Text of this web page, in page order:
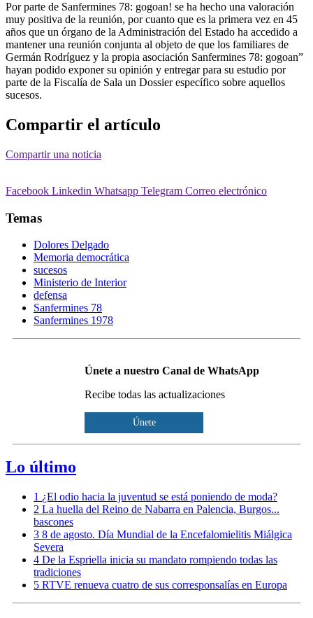
Por parte de Sanfermines 78: gogoan! se ha hecho una valoración
muy positiva de la reunión, por cuanto que es la primera vez en 45
años que un órgano de la Administración del Estado ha accedido a
mantener una reunión conjunta al objeto de que los familiares de
Germán Rodríguez y la propia asociación Sanfermines 78: gogoan”
hayan podido exponer su opinión y entregar para su estudio por
parte de la Fiscalía de Sala un Dossier específico sobre aquellos
sucesos.
Compartir el artículo
Compartir una noticia
Facebook Linkedin Whatsapp Telegram Correo electrónico
Temas
Dolores Delgado
Memoria democrática
sucesos
Ministerio de Interior
defensa
Sanfermines 78
Sanfermines 1978
Únete a nuestro Canal de WhatsApp
Recibe todas las actualizaciones
Únete
Lo último
1 ¿El odio hacia la juventud se está poniendo de moda?
2 La huella del Reino de Nabarra en Palencia, Burgos...
bascones
3 8 de agosto. Día Mundial de la Encefalomielitis Miálgica
Severa
4 De la Espriella inicia su mandato rompiendo todas las
tradiciones
5 RTVE renueva cuatro de sus corresponsalías en Europa